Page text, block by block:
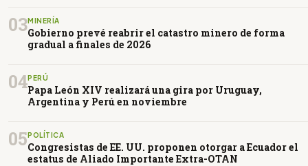
03MINERÍA
Gobierno prevé reabrir el catastro minero de forma
gradual a finales de 2026
04PERÚ
Papa León XIV realizará una gira por Uruguay,
Argentina y Perú en noviembre
05POLÍTICA
Congresistas de EE. UU. proponen otorgar a Ecuador el
estatus de Aliado Importante Extra-OTAN